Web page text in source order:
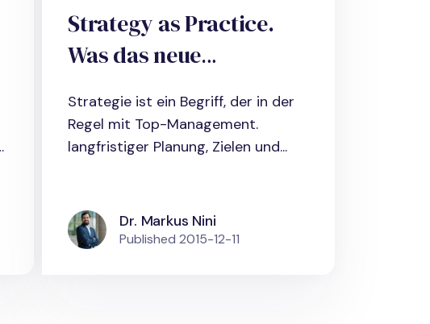
Strategy as Practice.
Was das neue
Strategie als
„Strategizing“ für die
Strategie ist ein Begriff, der in der
Regel mit Top-Management.
langfristiger Planung, Zielen und...
Dr. Markus Nini
Published2015-12-11